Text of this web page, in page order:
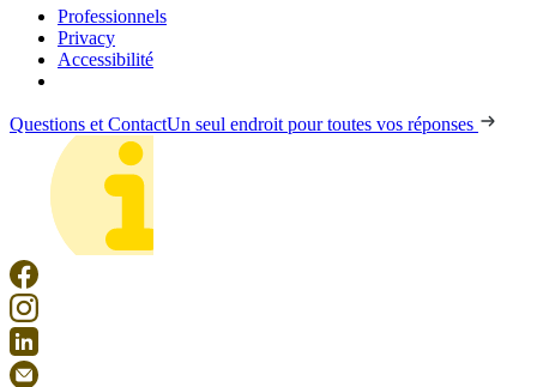
Professionnels
Privacy
Accessibilité
Questions et ContactUn seul endroit pour toutes vos réponses